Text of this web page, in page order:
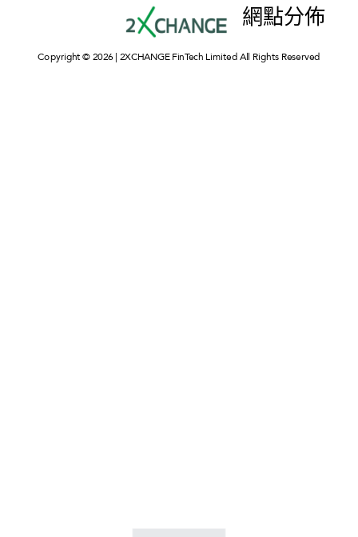
網點分佈
Copyright © 2026 | 2XCHANGE FinTech Limited All Rights Reserved